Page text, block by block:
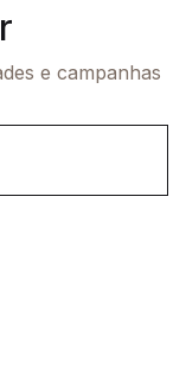
e campanhas